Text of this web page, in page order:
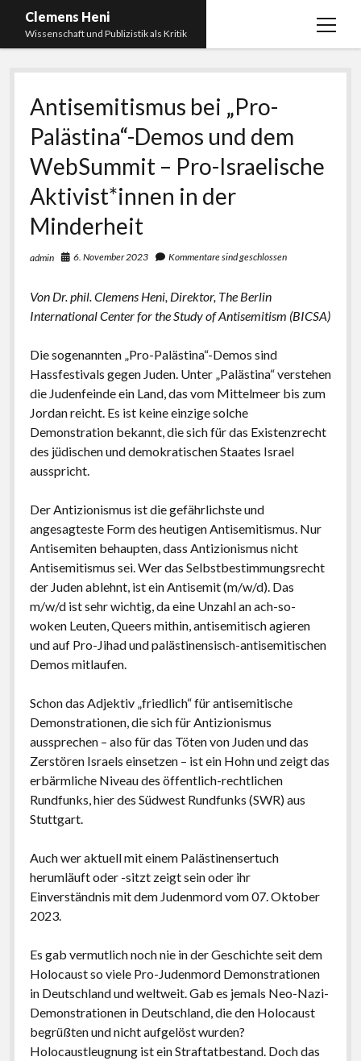
Clemens Heni
Wissenschaft und Publizistik als Kritik
Menü
Blog
Kontakt
Bücher Menü
öffnen
2025: Was bedeutet: Aufarbeitung der Corona-
Politik?
und Corona
2021: Die unheilbar Gesunden. Ein intellektuelles
Apartheid
gebildet, christlich, muslimisch, lechts, rinks,
postkolonial, romantisch, patriotisch: deutsch
2017: Eine Alternative zu Deutschland. Essays
2014: Kritische Theorie und Israel
2013: Antisemitism: A Specific Phenomenon.
Holocaust Trivialization – Islamism – Post-colonial
2011: Schadenfreude. Islamforschung und
Antisemitismus in Deutschland nach 9/11
2009: Antisemitismus und Deutschland. Vorstudien
zur Ideologiekritik einer innigen Beziehung
2007: Dissertation: Salonfähigkeit der Neuen
Rechten. ‚Nationale Identität‘, Antisemitismus und
Antiamerikanismus in der politischen Kultur der
Eichberg als Exempel (Uni Innsbruck, Aug. 2006)
Curriculum Vitae
Edition Critic
BICSA
Datenschutz
Antisemitismus bei „Pro-
Palästina“-Demos und dem
WebSummit – Pro-Israelische
Aktivist*innen in der
Minderheit
admin 6. November 2023 Kommentare sind geschlossen
Von Dr. phil. Clemens Heni, Direktor, The Berlin
International Center for the Study of Antisemitism (BICSA)
Die sogenannten „Pro-Palästina“-Demos sind
Hassfestivals gegen Juden. Unter „Palästina“ verstehen
die Judenfeinde ein Land, das vom Mittelmeer bis zum
Jordan reicht. Es ist keine einzige solche
Demonstration bekannt, die sich für das Existenzrecht
des jüdischen und demokratischen Staates Israel
ausspricht.
Der Antizionismus ist die gefährlichste und
angesagteste Form des heutigen Antisemitismus. Nur
Antisemiten behaupten, dass Antizionismus nicht
Antisemitismus sei. Wer das Selbstbestimmungsrecht
der Juden ablehnt, ist ein Antisemit (m/w/d). Das
m/w/d ist sehr wichtig, da eine Unzahl an ach-so-
woken Leuten, Queers mithin, antisemitisch agieren
und auf Pro-Jihad und palästinensisch-antisemitischen
Demos mitlaufen.
Schon das Adjektiv „friedlich“ für antisemitische
Demonstrationen, die sich für Antizionismus
aussprechen – also für das Töten von Juden und das
Zerstören Israels einsetzen – ist ein Hohn und zeigt das
erbärmliche Niveau des öffentlich-rechtlichen
Rundfunks, hier des Südwest Rundfunks (SWR) aus
Stuttgart.
Auch wer aktuell mit einem Palästinensertuch
herumläuft oder -sitzt zeigt sein oder ihr
Einverständnis mit dem Judenmord vom 07. Oktober
2023.
Es gab vermutlich noch nie in der Geschichte seit dem
Holocaust so viele Pro-Judenmord Demonstrationen
in Deutschland und weltweit. Gab es jemals Neo-Nazi-
Demonstrationen in Deutschland, die den Holocaust
begrüßten und nicht aufgelöst wurden?
Holocaustleugnung ist ein Straftatbestand. Doch das